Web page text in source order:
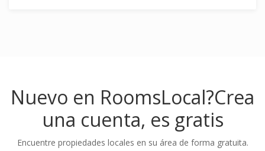
Nuevo en RoomsLocal?Crea
una cuenta, es gratis
Encuentre propiedades locales en su área de forma gratuita.